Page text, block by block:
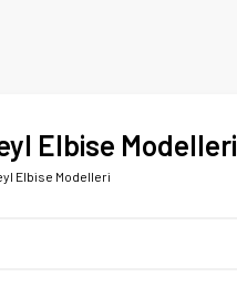
Elbise Modelleri
Elbise Modelleri